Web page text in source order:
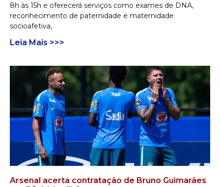
8h às 15h e oferecerá serviços como exames de DNA,
reconhecimento de paternidade e maternidade
socioafetiva,
Leia Mais >>>
Arsenal acerta contratação de Bruno Guimarães